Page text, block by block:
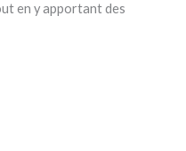
en y apportant des